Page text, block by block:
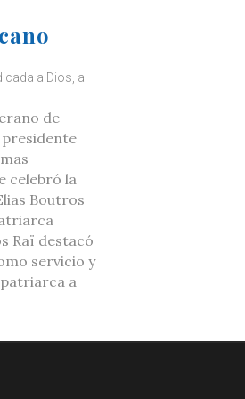
a Dios, al
de
presidente
celebró la
Boutros
Raï destacó
servicio y
a